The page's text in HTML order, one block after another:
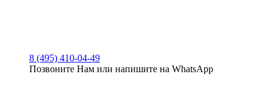
8 (495) 410-04-49
Позвоните Нам или напишите на WhatsApp